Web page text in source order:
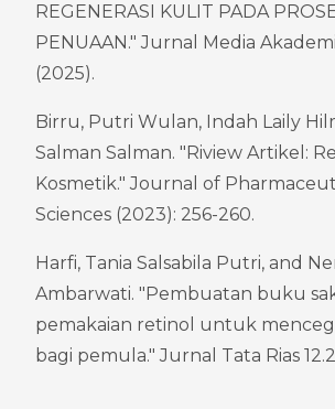
REGENERASI KULIT PADA
PENUAAN." Jurnal Media
(2025).
Birru, Putri Wulan, Indah Laily
Salman Salman. "Riview Artikel:
Kosmetik." Journal of
Sciences (2023): 256-260.
Harfi, Tania Salsabila Putri, and
Ambarwati. "Pembuatan buku
pemakaian retinol untuk
bagi pemula." Jurnal Tata Rias